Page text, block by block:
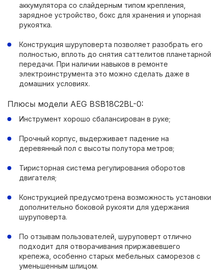
аккумулятора со слайдерным типом крепления,
зарядное устройство, бокс для хранения и упорная
рукоятка.
Конструкция шуруповерта позволяет разобрать его
полностью, вплоть до снятия саттелитов планетарной
передачи. При наличии навыков в ремонте
электроинструмента это можно сделать даже в
домашних условиях.
Плюсы модели AEG BSB18C2BL-0:
Инструмент хорошо сбалансирован в руке;
Прочный корпус, выдерживает падение на
деревянный пол с высоты полутора метров;
Тиристорная система регулирования оборотов
двигателя;
Конструкцией предусмотрена возможность установки
дополнительно боковой рукояти для удержания
шуруповерта.
По отзывам пользователей, шуруповерт отлично
подходит для отворачивания приржавевшего
крепежа, особенно старых мебельных саморезов с
уменьшенным шлицом.